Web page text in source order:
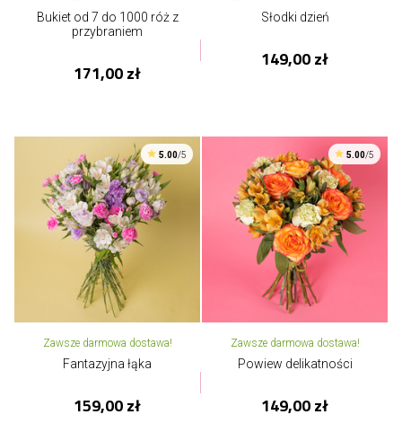
Bukiet od 7 do 1000 róż z
przybraniem
171,00 zł
Słodki dzień
149,00 zł
5.00/5
Zawsze darmowa dostawa!
Fantazyjna łąka
159,00 zł
5.00/5
Zawsze darmowa dostawa!
Powiew delikatności
149,00 zł